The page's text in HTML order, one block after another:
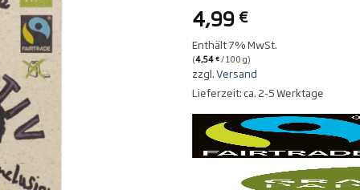
4,99 €
Enthält 7% MwSt.
(4,54€/ 100 g)
zzgl.Versand
Lieferzeit: ca. 2-5 Werktage